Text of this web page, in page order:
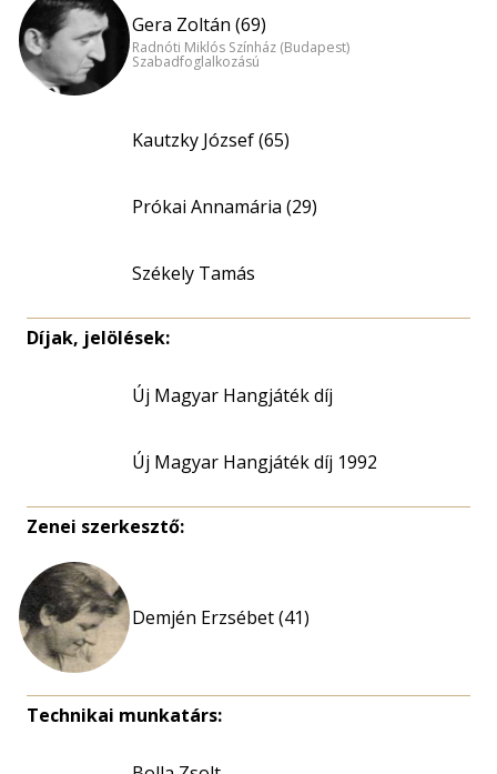
Gera Zoltán (69)
Radnóti Miklós Színház (Budapest)
Szabadfoglalkozású
Kautzky József (65)
Prókai Annamária (29)
Székely Tamás
Díjak, jelölések:
Új Magyar Hangjáték díj
Új Magyar Hangjáték díj 1992
Zenei szerkesztő:
Demjén Erzsébet (41)
Technikai munkatárs: